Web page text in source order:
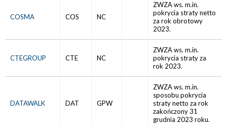
COSMA COS NC
ZWZA ws. m.in.
pokrycia straty netto
za rok obrotowy
2023.
CTEGROUP CTE NC
ZWZA ws. m.in.
pokrycia straty za
rok 2023.
DATAWALK DAT GPW
ZWZA ws. m.in.
sposobu pokrycia
straty netto za rok
zakończony 31
grudnia 2023 roku.